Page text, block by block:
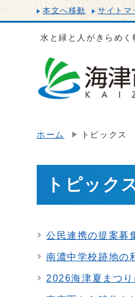
本文へ移動 サイトマ
水と緑と人がきらめ
ホーム トピックス
トピック
公民連携の提案募
南濃中学校跡地の
2026海津夏まつり